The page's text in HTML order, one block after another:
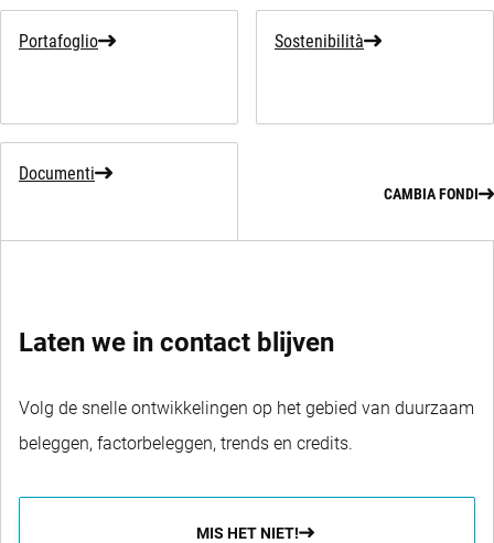
Portafoglio Sostenibilità
Documenti
CAMBIA FONDI
Laten we in contact blijven
Volg de snelle ontwikkelingen op het gebied van duurzaam
beleggen, factorbeleggen, trends en credits.
MIS HET NIET!